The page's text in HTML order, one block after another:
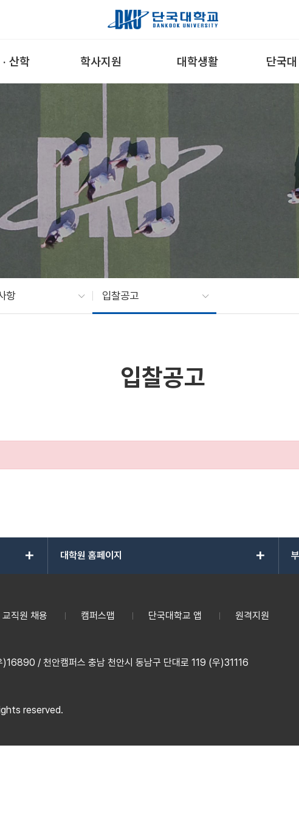
산학 학사지원 대학생활 단국
항 입찰공고
입찰공고
add 대학원 홈페이지 add
교직원 채용 캠퍼스맵 단국대학교 앱 원격지원
/ 천안캠퍼스 충남 천안시 동남구 단대로 119 (우)31116
reserved.